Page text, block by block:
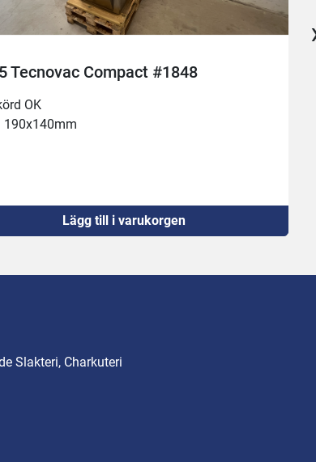
Tecnovac Compact #1848
OK
190x140mm
Lägg till i varukorgen
Slakteri, Charkuteri